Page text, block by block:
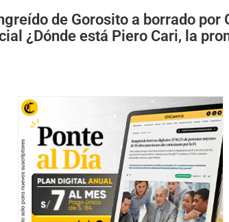
de Gorosito a borrado por
¿Dónde está Piero Cari, la